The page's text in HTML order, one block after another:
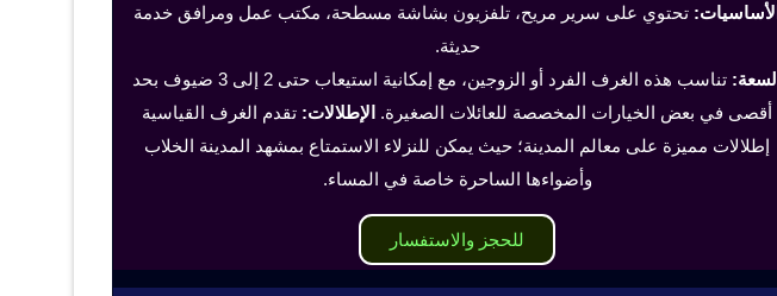
الأساسيات: تحتوي على سرير مريح، تلفزيون بشاشة مسطحة، مكتب عمل ومرافق خدمة
حديثة.
السعة:
تناسب هذه الغرف الفرد أو الزوجين، مع إمكانية استيعاب حتى 2 إلى 3 ضيوف بحد
أقصى في بعض الخيارات المخصصة للعائلات الصغيرة. الإطلالات: تقدم الغرف القياسية
إطلالات مميزة على معالم المدينة؛ حيث يمكن للنزلاء الاستمتاع بمشهد المدينة الخلاب
وأضواءها الساحرة خاصة في المساء.
للحجز والاستفسار